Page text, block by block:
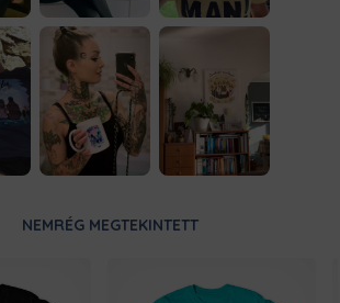
NEMRÉG MEGTEKINTETT